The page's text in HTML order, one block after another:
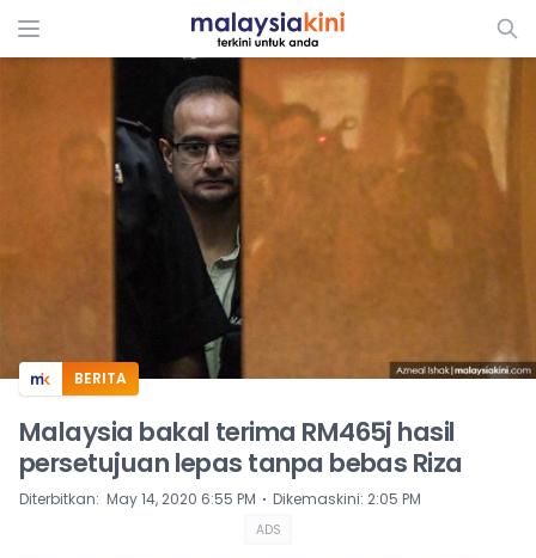
ADS
BERITA
Malaysia bakal terima RM465j hasil
persetujuan lepas tanpa bebas Riza
Diterbitkan: May 14, 2020 6:55 PM ⋅ Dikemaskini: 2:05 PM
ADS